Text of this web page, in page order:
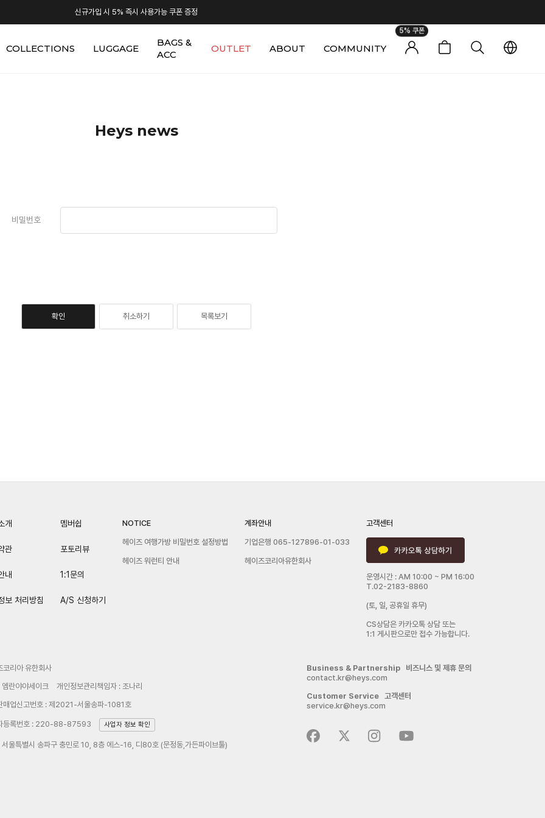
신규가입 시 5% 즉시 사용가능 쿠폰 증정
COLLECTIONS LUGGAGE
BAGS &
ACC
OUTLET ABOUT COMMUNITY
5% 쿠폰
Heys news
비밀번호
확인 취소하기 목록보기
개
관
내
보 처리방침
멤버쉽
포토리뷰
1:1문의
A/S 신청하기
NOTICE
헤이즈 여행가방 비밀번호 설정방법
헤이즈 워런티 안내
계좌안내
기업은행 065-127896-01-033
헤이즈코리아유한회사
고객센터
운영시간 : AM 10:00 ~ PM 16:00
T.02-2183-8860
(토, 일, 공휴일 휴무)
CS상담은 카카오톡 상담 또는
1:1 게시판으로만 접수 가능합니다.
코리아 유한회사
엠란야야세이크
개인정보관리책임자 : 조나리
매업신고번호 : 제2021-서울송파-1081호
등록번호 : 220-88-87593 사업자 정보 확인
서울특별시 송파구 충민로 10, 8층 에스-16, 디80호 (문정동,가든파이브툴)
Business & Partnership 비즈니스 및 제휴 문의
contact.kr@heys.com
Customer Service 고객센터
service.kr@heys.com